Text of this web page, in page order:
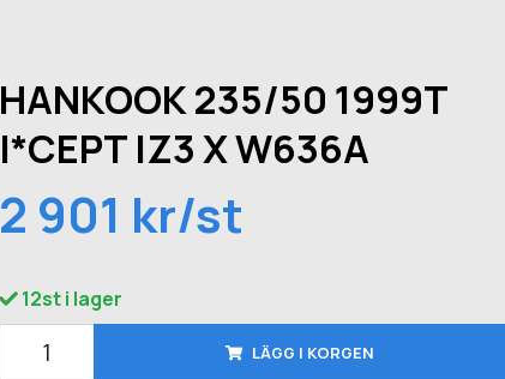
HANKOOK 235/50 1999T
I*CEPT IZ3 X W636A
2 901 kr/st
12st i lager
LÄGG I KORGEN